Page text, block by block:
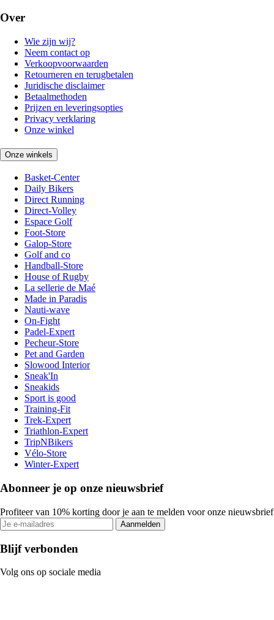
Over
Wie zijn wij?
Neem contact op
Verkoopvoorwaarden
Retourneren en terugbetalen
Juridische disclaimer
Betaalmethoden
Prijzen en leveringsopties
Privacy verklaring
Onze winkel
Onze winkels
Basket-Center
Daily Bikers
Direct Running
Direct-Volley
Espace Golf
Foot-Store
Galop-Store
Golf and co
Handball-Store
House of Rugby
La sellerie de Maé
Made in Paradis
Nauti-wave
On-Fight
Padel-Expert
Pecheur-Store
Pet and Garden
Slowood Interior
Sneak'In
Sneakids
Sport is good
Training-Fit
Trek-Expert
Triathlon-Expert
TripNBikers
Vélo-Store
Winter-Expert
Abonneer je op onze nieuwsbrief
Profiteer van 10% korting door je aan te melden voor onze nieuwsbrief
Aanmelden
Blijf verbonden
Volg ons op sociale media